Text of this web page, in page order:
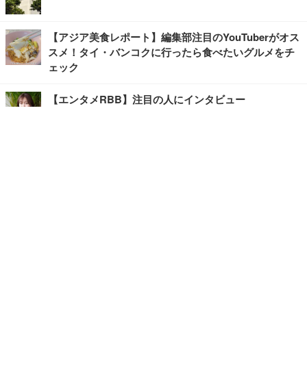
【アジア美食レポート】編集部注目のYouTuberがオス
スメ！タイ・バンコクに行ったら食べたいグルメをチ
ェック
【エンタメRBB】注目の人にインタビュー